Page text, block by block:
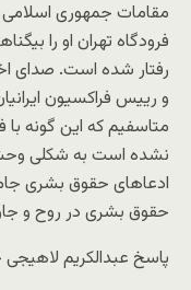
مقامات جمهوری اسلامی
فرودگاه تهران او را
رفتار شده است. صدای
و رییس فراکسیون
متاسفیم که این گونه
نشده است به شکلی
ادعاهای حقوق بشری
حقوق بشری در روح و
پاسخ عبدالکریم لاهیجی